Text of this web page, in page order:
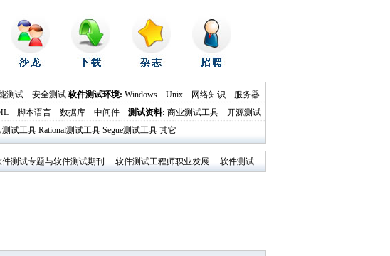
测试 安全测试 软件测试环境: Windows Unix 网络知识
服务器
脚本语言 数据库 中间件 测试资料: 商业测试工具
开源测试
测试工具 Rational测试工具 Segue测试工具 其它
件测试专题与软件测试期刊 软件测试工程师职业发展
软件测试